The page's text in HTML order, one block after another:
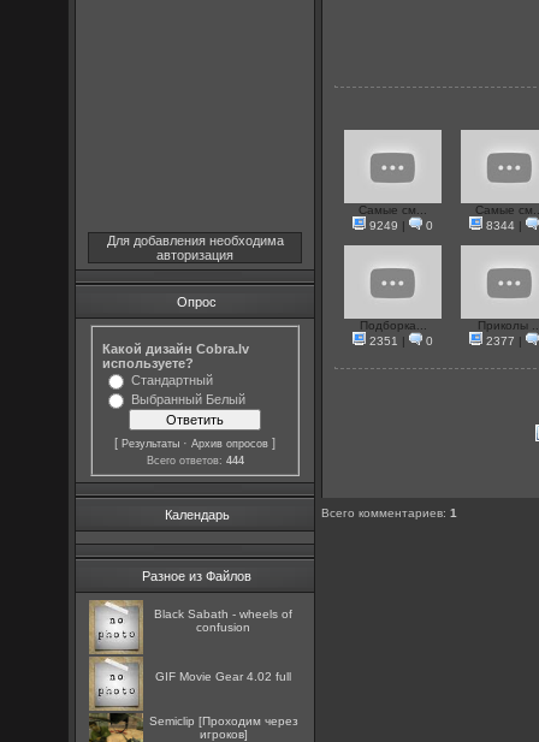
Для добавления необходима
авторизация
Опрос
Какой дизайн Cobra.lv
используете?
Стандартный
Выбранный Белый
[Результаты ·Архив опросов ]
Всего ответов: 444
Календарь
Разное из Файлов
Black Sabath - wheels of
confusion
GIF Movie Gear 4.02 full
Semiclip [Проходим через
игроков]
Самые см...
9249 | 0
Самые
8344 |
Подборка...
2351 | 0
Приколы
2377 |
Всего комментариев:1